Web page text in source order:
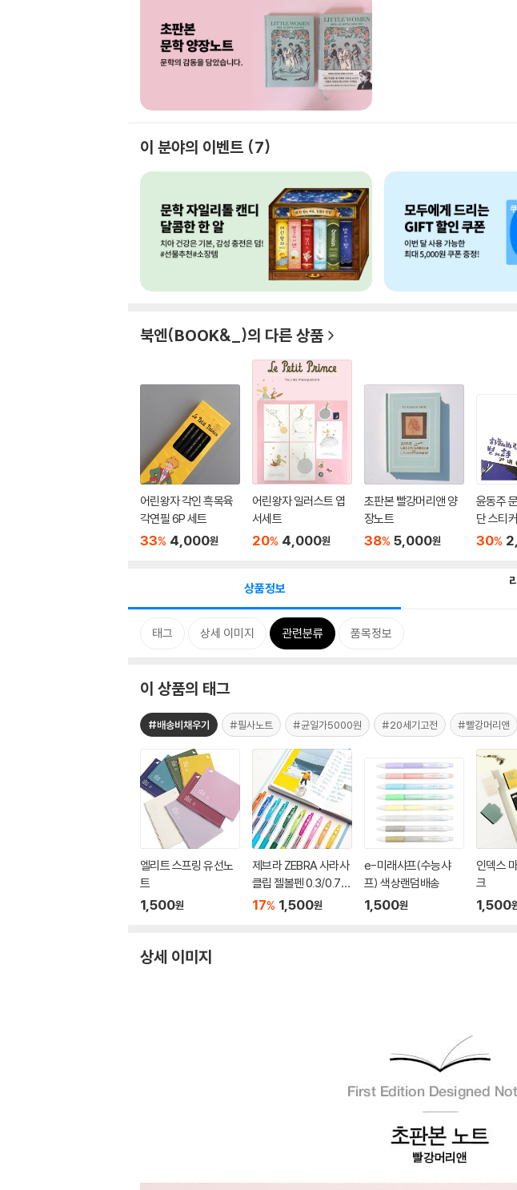
이 분야의 이벤트 7
북엔(BOOK&_)의 다른 상품
어린왕자 각인 흑목육
각연필 6P 세트
33% 4,000원
어린왕자 일러스트 엽
서세트
20% 4,000원
초판본 빨강머리앤 양
장노트
38% 5,000원
윤동주
단 스티
30%
상품정보
태그 상세 이미지 관련분류 품목정보
이 상품의 태그
#배송비채우기 #필사노트 #균일가5000원 #20세기고전 #빨강머리앤
엘리트 스프링 유선노
트
1,500원
제브라 ZEBRA 사라사
클립 젤볼펜 0.3/0.7m
m
17% 1,500원
e-미래샤프(수능샤
프) 색상랜덤배송
1,500원
인덱스
크
1,500
상세 이미지